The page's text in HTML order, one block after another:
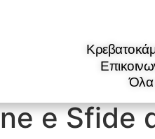
Όλα
e Sfide